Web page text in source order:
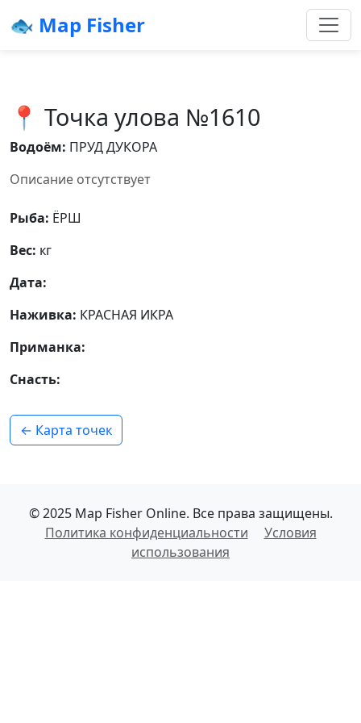
🐟 Map Fisher
📍 Точка улова №1610
Водоём: ПРУД ДУКОРА
Описание отсутствует
Рыба: ЁРШ
Вес: кг
Дата:
Наживка: КРАСНАЯ ИКРА
Приманка:
Снасть:
← Карта точек
© 2025 Map Fisher Online. Все права защищены.
Политика конфиденциальности
Условия
использования